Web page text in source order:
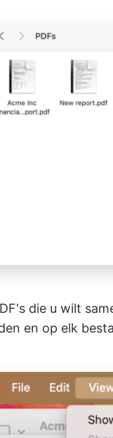
die u wilt
en op elk